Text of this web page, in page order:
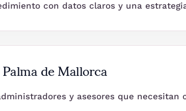
con datos claros y una
de Mallorca
y asesores que